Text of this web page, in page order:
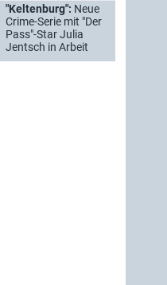
"Keltenburg": Neue
Crime-Serie mit "Der
Pass"-Star Julia
Jentsch in Arbeit